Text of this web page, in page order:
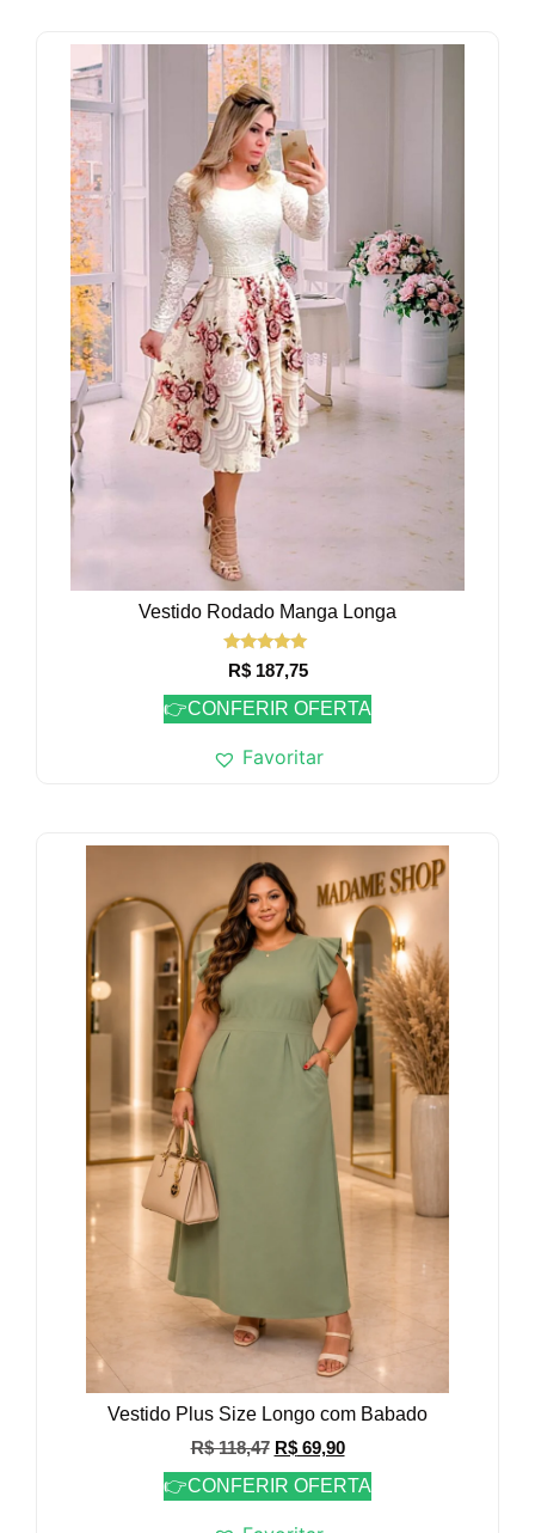
Vestido Rodado Manga Longa
Avaliação
4.82
de 5
R$187,75
👉CONFERIR OFERTA
Favoritar
Vestido Plus Size Longo com Babado
R$118,47 R$69,90
👉CONFERIR OFERTA